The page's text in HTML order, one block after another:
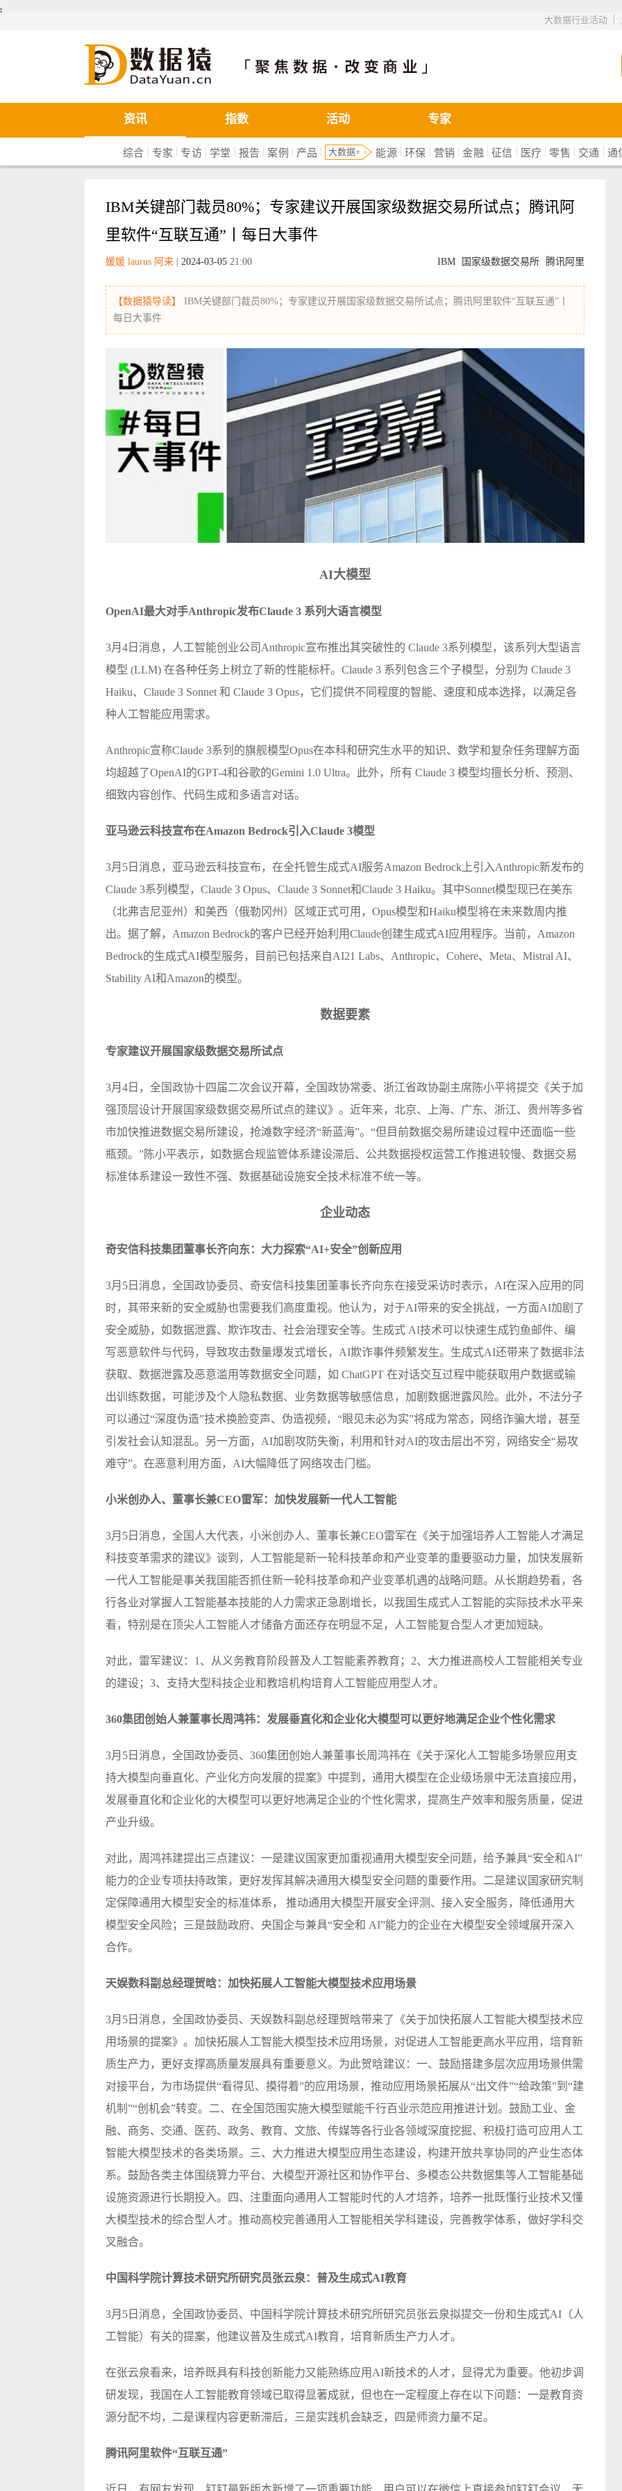
܄
|
大数据行业活动
数据猿
资讯 指数 活动 专家
综合 | 专家 |专访| 学堂 | 报告 | 案例 | 产品 | 大数据+ 能源 |环保 | 营销 |金融 |征信 | 医疗 | 零售 | 交通 | 通
IBM关键部门裁员80%；专家建议开展国家级数据交易所试点；腾讯阿
里软件“互联互通”丨每日大事件
IBM 国家级数据交易所 腾讯阿里
媛媛 laurus 阿来 2024-03-05 21:00
【数据猿导读】
IBM关键部门裁员80%；专家建议开展国家级数据交易所试点；腾讯阿里软件“互联互通”丨
每日大事件
AI大模型
OpenAI最大对手Anthropic发布Claude 3 系列大语言模型
3月4日消息，人工智能创业公司Anthropic宣布推出其突破性的 Claude 3系列模型，该系列大型语言
模型 (LLM) 在各种任务上树立了新的性能标杆。Claude 3 系列包含三个子模型，分别为 Claude 3
Haiku、Claude 3 Sonnet 和 Claude 3 Opus，它们提供不同程度的智能、速度和成本选择，以满足各
种人工智能应用需求。
Anthropic宣称Claude 3系列的旗舰模型Opus在本科和研究生水平的知识、数学和复杂任务理解方面
均超越了OpenAI的GPT-4和谷歌的Gemini 1.0 Ultra。此外，所有 Claude 3 模型均擅长分析、预测、
细致内容创作、代码生成和多语言对话。
亚马逊云科技宣布在Amazon Bedrock引入Claude 3模型
3月5日消息，亚马逊云科技宣布，在全托管生成式AI服务Amazon Bedrock上引入Anthropic新发布的
Claude 3系列模型，Claude 3 Opus、Claude 3 Sonnet和Claude 3 Haiku。其中Sonnet模型现已在美东
（北弗吉尼亚州）和美西（俄勒冈州）区域正式可用，Opus模型和Haiku模型将在未来数周内推
出。据了解，Amazon Bedrock的客户已经开始利用Claude创建生成式AI应用程序。当前，Amazon
Bedrock的生成式AI模型服务，目前已包括来自AI21 Labs、Anthropic、Cohere、Meta、Mistral AI、
Stability AI和Amazon的模型。
数据要素
专家建议开展国家级数据交易所试点
3月4日，全国政协十四届二次会议开幕，全国政协常委、浙江省政协副主席陈小平将提交《关于加
强顶层设计开展国家级数据交易所试点的建议》。近年来，北京、上海、广东、浙江、贵州等多省
市加快推进数据交易所建设，抢滩数字经济“新蓝海”。“但目前数据交易所建设过程中还面临一些
瓶颈。”陈小平表示，如数据合规监管体系建设滞后、公共数据授权运营工作推进较慢、数据交易
标准体系建设一致性不强、数据基础设施安全技术标准不统一等。
企业动态
奇安信科技集团董事长齐向东：大力探索“AI+安全”创新应用
3月5日消息，全国政协委员、奇安信科技集团董事长齐向东在接受采访时表示，AI在深入应用的同
时，其带来新的安全威胁也需要我们高度重视。他认为，对于AI带来的安全挑战，一方面AI加剧了
安全威胁，如数据泄露、欺诈攻击、社会治理安全等。生成式 AI技术可以快速生成钓鱼邮件、编
写恶意软件与代码，导致攻击数量爆发式增长，AI欺诈事件频繁发生。生成式AI还带来了数据非法
获取、数据泄露及恶意滥用等数据安全问题，如 ChatGPT 在对话交互过程中能获取用户数据或输
出训练数据，可能涉及个人隐私数据、业务数据等敏感信息，加剧数据泄露风险。此外，不法分子
可以通过“深度伪造”技术换脸变声、伪造视频，“眼见未必为实”将成为常态，网络诈骗大增，甚至
引发社会认知混乱。另一方面，AI加剧攻防失衡，利用和针对AI的攻击层出不穷，网络安全“易攻
难守”。在恶意利用方面，AI大幅降低了网络攻击门槛。
小米创办人、董事长兼CEO雷军：加快发展新一代人工智能
3月5日消息，全国人大代表，小米创办人、董事长兼CEO雷军在《关于加强培养人工智能人才满足
科技变革需求的建议》谈到，人工智能是新一轮科技革命和产业变革的重要驱动力量，加快发展新
一代人工智能是事关我国能否抓住新一轮科技革命和产业变革机遇的战略问题。从长期趋势看，各
行各业对掌握人工智能基本技能的人力需求正急剧增长，以我国生成式人工智能的实际技术水平来
看，特别是在顶尖人工智能人才储备方面还存在明显不足，人工智能复合型人才更加短缺。
对此，雷军建议：1、从义务教育阶段普及人工智能素养教育；2、大力推进高校人工智能相关专业
的建设；3、支持大型科技企业和教培机构培育人工智能应用型人才。
360集团创始人兼董事长周鸿祎：发展垂直化和企业化大模型可以更好地满足企业个性化需求
3月5日消息，全国政协委员、360集团创始人兼董事长周鸿祎在《关于深化人工智能多场景应用支
持大模型向垂直化、产业化方向发展的提案》中提到，通用大模型在企业级场景中无法直接应用，
发展垂直化和企业化的大模型可以更好地满足企业的个性化需求，提高生产效率和服务质量，促进
产业升级。
对此，周鸿祎建提出三点建议：一是建议国家更加重视通用大模型安全问题，给予兼具“安全和AI”
能力的企业专项扶持政策，更好发挥其解决通用大模型安全问题的重要作用。二是建议国家研究制
定保障通用大模型安全的标准体系， 推动通用大模型开展安全评测、接入安全服务，降低通用大
模型安全风险；三是鼓励政府、央国企与兼具“安全和 AI”能力的企业在大模型安全领域展开深入
合作。
天娱数科副总经理贺晗：加快拓展人工智能大模型技术应用场景
3月5日消息，全国政协委员、天娱数科副总经理贺晗带来了《关于加快拓展人工智能大模型技术应
用场景的提案》。加快拓展人工智能大模型技术应用场景，对促进人工智能更高水平应用，培育新
质生产力，更好支撑高质量发展具有重要意义。为此贺晗建议：一、鼓励搭建多层次应用场景供需
对接平台，为市场提供“看得见、摸得着”的应用场景，推动应用场景拓展从“出文件”“给政策”到“建
机制”“创机会”转变。二、在全国范围实施大模型赋能千行百业示范应用推进计划。鼓励工业、金
融、商务、交通、医药、政务、教育、文旅、传媒等各行业各领域深度挖掘、积极打造可应用人工
智能大模型技术的各类场景。三、大力推进大模型应用生态建设，构建开放共享协同的产业生态体
系。鼓励各类主体围绕算力平台、大模型开源社区和协作平台、多模态公共数据集等人工智能基础
设施资源进行长期投入。四、注重面向通用人工智能时代的人才培养，培养一批既懂行业技术又懂
大模型技术的综合型人才。推动高校完善通用人工智能相关学科建设，完善教学体系，做好学科交
叉融合。
中国科学院计算技术研究所研究员张云泉：普及生成式AI教育
3月5日消息，全国政协委员、中国科学院计算技术研究所研究员张云泉拟提交一份和生成式AI（人
工智能）有关的提案，他建议普及生成式AI教育，培育新质生产力人才。
在张云泉看来，培养既具有科技创新能力又能熟练应用AI新技术的人才，显得尤为重要。他初步调
研发现，我国在人工智能教育领域已取得显著成就，但也在一定程度上存在以下问题：一是教育资
源分配不均，二是课程内容更新滞后，三是实践机会缺乏，四是师资力量不足。
腾讯阿里软件“互联互通”